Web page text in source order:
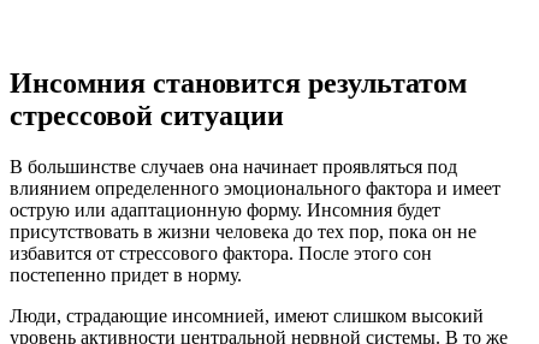
Инсомния становится результатом
стрессовой ситуации
В большинстве случаев она начинает проявляться под
влиянием определенного эмоционального фактора и имеет
острую или адаптационную форму. Инсомния будет
присутствовать в жизни человека до тех пор, пока он не
избавится от стрессового фактора. После этого сон
постепенно придет в норму.
Люди, страдающие инсомнией, имеют слишком высокий
уровень активности центральной нервной системы. В то же